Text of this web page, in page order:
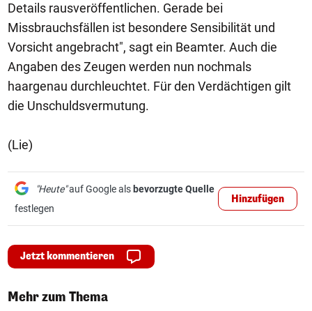
Details rausveröffentlichen. Gerade bei
Missbrauchsfällen ist besondere Sensibilität und
Vorsicht angebracht", sagt ein Beamter. Auch die
Angaben des Zeugen werden nun nochmals
haargenau durchleuchtet. Für den Verdächtigen gilt
die Unschuldsvermutung.
(Lie)
"Heute"auf Google als bevorzugte Quelle
festlegen
Hinzufügen
Jetzt kommentieren
Mehr zum Thema